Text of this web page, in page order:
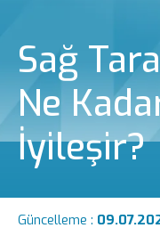
Sağ
Ne
İyileşir?
Güncelleme :